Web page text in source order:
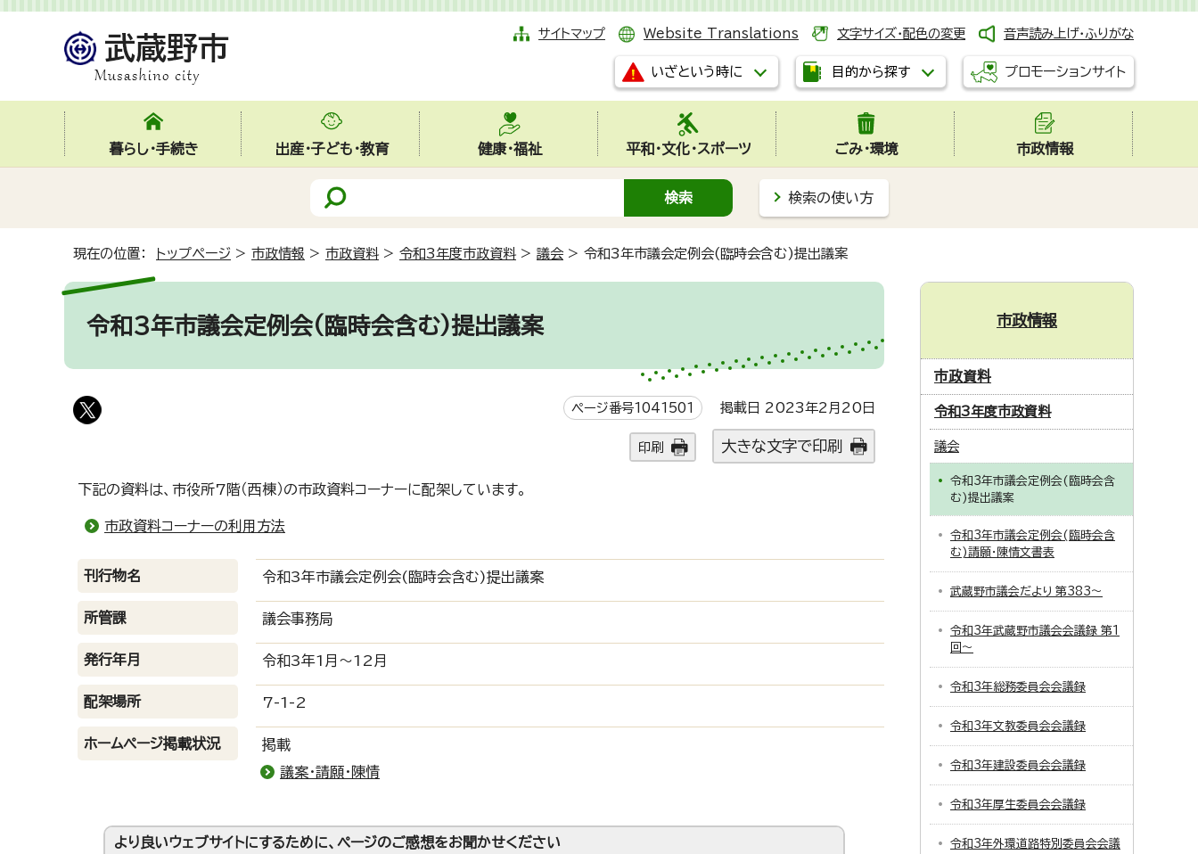
サイトマップ Website Translations 文字サイズ・配色の変更 音声読み上げ・ふりがな
いざという時に 目的から探す プロモーションサイト
暮らし・手続き 出産・子ども・教育 健康・福祉 平和・文化・スポーツ ごみ・環境 市政情報
検索の使い方
現在の位置： トップページ > 市政情報 > 市政資料 > 令和3年度市政資料 > 議会 > 令和3年市議会定例会(臨時会含む)提出議案
令和3年市議会定例会(臨時会含む)提出議案
ページ番号1041501 掲載日 2023年2月20日
印刷 大きな文字で印刷
下記の資料は、市役所7階（西棟）の市政資料コーナーに配架しています。
市政資料コーナーの利用方法
刊行物名 令和3年市議会定例会(臨時会含む)提出議案
所管課 議会事務局
発行年月 令和3年1月～12月
配架場所 7-1-2
ホームページ掲載状況
掲載
議案・請願・陳情
より良いウェブサイトにするために、ページのご感想をお聞かせください
市政情報
市政資料
令和3年度市政資料
議会
令和3年市議会定例会(臨時会含
む)提出議案
令和3年市議会定例会(臨時会含
む)請願・陳情文書表
武蔵野市議会だより 第383～
令和3年武蔵野市議会会議録 第1
回～
令和3年総務委員会会議録
令和3年文教委員会会議録
令和3年建設委員会会議録
令和3年厚生委員会会議録
令和3年外環道路特別委員会会議